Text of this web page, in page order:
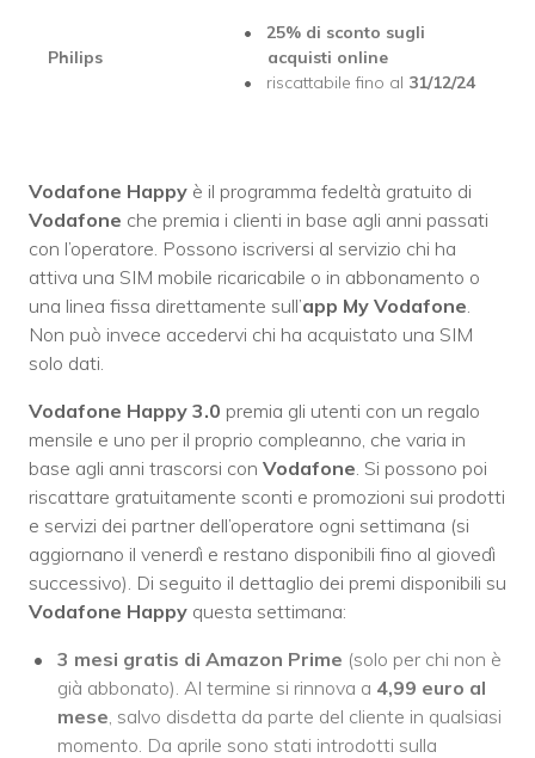
Philips
25% di sconto sugli
acquisti online
riscattabile fino al 31/12/24
Vodafone Happy è il programma fedeltà gratuito di
Vodafone che premia i clienti in base agli anni passati
con l’operatore. Possono iscriversi al servizio chi ha
attiva una SIM mobile ricaricabile o in abbonamento o
una linea fissa direttamente sull’app My Vodafone
Non può invece accedervi chi ha acquistato una SIM
solo dati.
Vodafone Happy 3.0 premia gli utenti con un regalo
mensile e uno per il proprio compleanno, che varia in
base agli anni trascorsi con Vodafone . Si possono poi
riscattare gratuitamente sconti e promozioni sui prodotti
e servizi dei partner dell’operatore ogni settimana (si
aggiornano il venerdì e restano disponibili fino al giovedì
successivo). Di seguito il dettaglio dei premi disponibili su
Vodafone Happy questa settimana:
3 mesi gratis di Amazon Prime (solo per chi non è
già abbonato). Al termine si rinnova a 4,99 euro al
mese , salvo disdetta da parte del cliente in qualsiasi
momento. Da aprile sono stati introdotti sulla